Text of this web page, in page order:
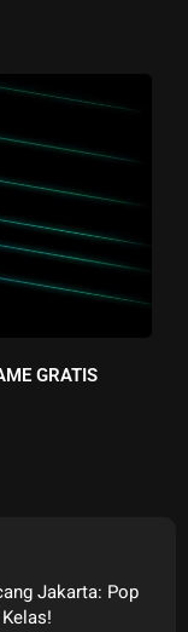
GRATIS
Jakarta: Pop